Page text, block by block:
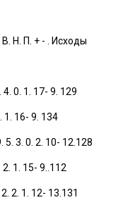
В. Н. П. + - . Исходы
4. 0. 1. 17- 9. 129
1. 16- 9. 134
3. 0. 2. 10- 12.128
2. 1. 15- 9..112
2. 1. 12- 13.131